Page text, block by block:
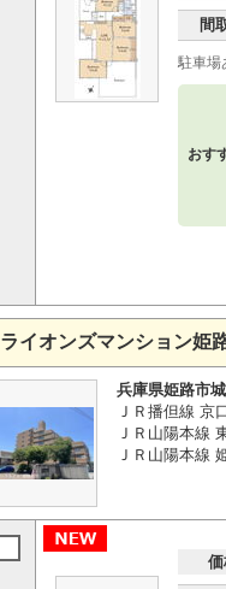
間
駐車場
おす
ライオンズマンション姫
兵庫県姫路市
ＪＲ播但線 京
ＪＲ山陽本線
ＪＲ山陽本線